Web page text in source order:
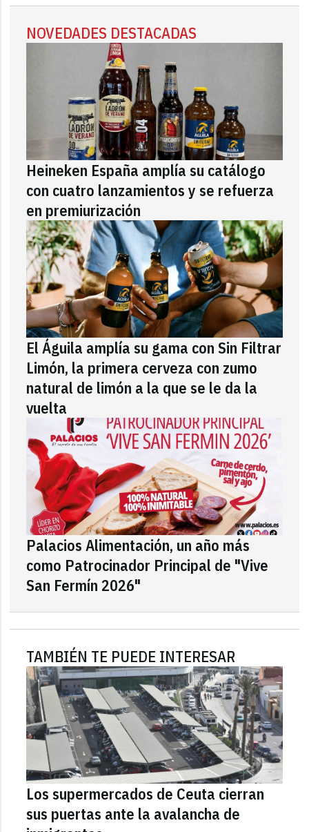
NOVEDADES DESTACADAS
Heineken España amplía su catálogo
con cuatro lanzamientos y se refuerza
en premiurización
El Águila amplía su gama con Sin Filtrar
Limón, la primera cerveza con zumo
natural de limón a la que se le da la
vuelta
Palacios Alimentación, un año más
como Patrocinador Principal de "Vive
San Fermín 2026"
TAMBIÉN TE PUEDE INTERESAR
Los supermercados de Ceuta cierran
sus puertas ante la avalancha de